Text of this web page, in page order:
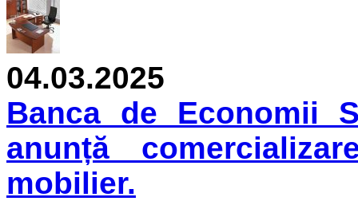
04.03.2025
Banca de Economii
anunță
mobilier.